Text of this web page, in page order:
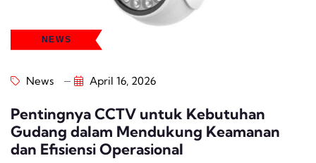
NEWS
News April 16, 2026
Pentingnya CCTV untuk Kebutuhan
Gudang dalam Mendukung Keamanan
dan Efisiensi Operasional